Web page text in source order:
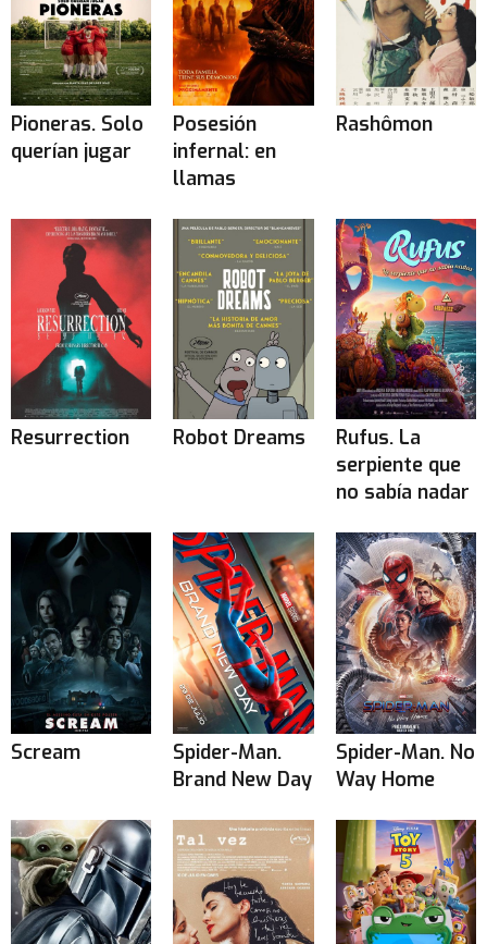
Pioneras. Solo
querían jugar
Posesión
infernal: en
llamas
Rashômon
Resurrection Robot Dreams
Rufus. La
serpiente que
no sabía nadar
Scream
Spider-Man.
Brand New Day
Spider-Man. No
Way Home